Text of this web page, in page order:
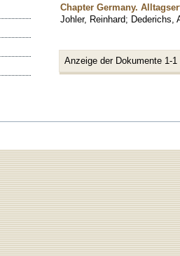
Chapter Germany.
Johler, Reinhard; Dederichs,
Anzeige der Dokumente 1-1